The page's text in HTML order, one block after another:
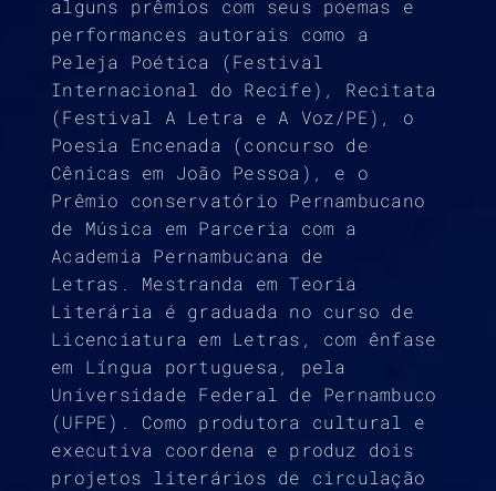
alguns prêmios com seus poemas e
performances autorais como a
Peleja Poética (Festival
Internacional do Recife), Recitata
(Festival A Letra e A Voz/PE), o
Poesia Encenada (concurso de
Cênicas em João Pessoa), e o
Prêmio conservatório Pernambucano
de Música em Parceria com a
Academia Pernambucana de
Letras. Mestranda em Teoria
Literária é graduada no curso de
Licenciatura em Letras, com ênfase
em Língua portuguesa, pela
Universidade Federal de Pernambuco
(UFPE). Como produtora cultural e
executiva coordena e produz dois
projetos literários de circulação